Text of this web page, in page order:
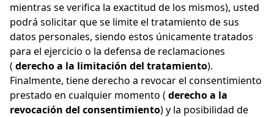
mientras se verifica la exactitud de los mismos), usted
podrá solicitar que se limite el tratamiento de sus
datos personales, siendo estos únicamente tratados
para el ejercicio o la defensa de reclamaciones
( derecho a la limitación del tratamiento).
Finalmente, tiene derecho a revocar el consentimiento
prestado en cualquier momento ( derecho a la
revocación del consentimiento) y la posibilidad de